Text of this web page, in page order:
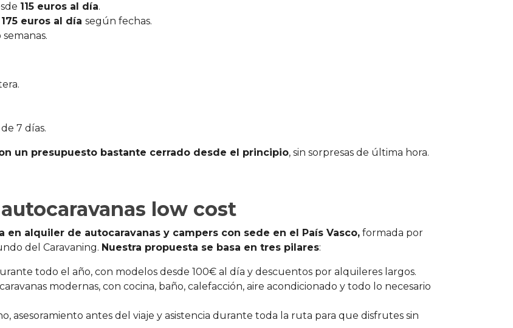
115 euros al día.
175 euros al día según fechas.
7 días.
un presupuesto bastante cerrado desde el principio, sin sorpresas de última hora.
low cost
en alquiler de autocaravanas y campers con sede en el País Vasco, formada por
del Caravaning. Nuestra propuesta se basa en tres pilares:
todo el año, con modelos desde 100€ al día y descuentos por alquileres largos.
modernas, con cocina, baño, calefacción, aire acondicionado y todo lo necesario
asesoramiento antes del viaje y asistencia durante toda la ruta para que disfrutes sin